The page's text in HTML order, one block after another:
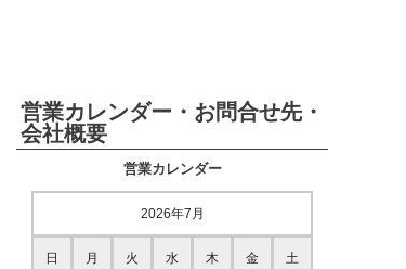
営業カレンダー・お問合せ先・
会社概要
営業カレンダー
2026年7月
日 月 火 水 木 金 土